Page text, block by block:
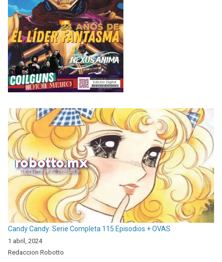
Candy Candy: Serie Completa 115 Episodios + OVAS
1 abril, 2024
Redaccion Robotto